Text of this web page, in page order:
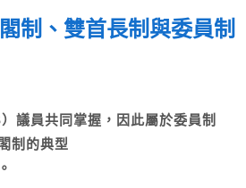
制、雙首長制與委員制
議員共同掌握，因此屬於委員制
制的典型